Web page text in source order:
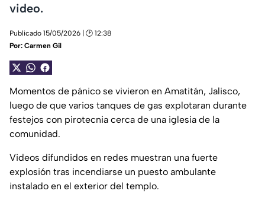
video.
Publicado 15/05/2026 | 🕑 12:38
Por: Carmen Gil
Momentos de pánico se vivieron en Amatitán, Jalisco,
luego de que varios tanques de gas explotaran durante
festejos con pirotecnia cerca de una iglesia de la
comunidad.
Videos difundidos en redes muestran una fuerte
explosión tras incendiarse un puesto ambulante
instalado en el exterior del templo.